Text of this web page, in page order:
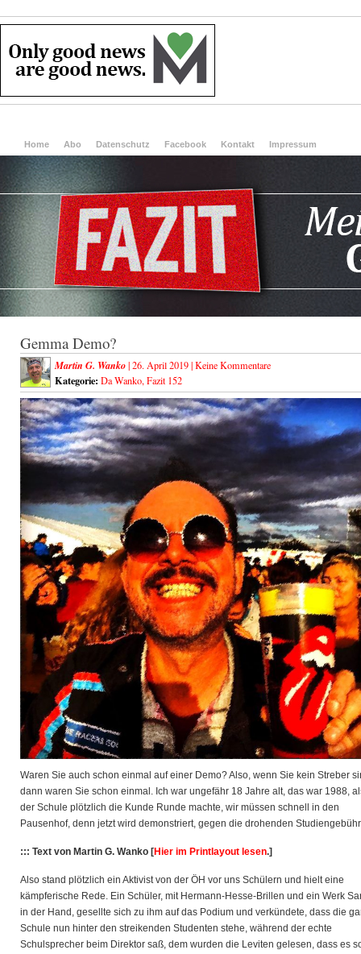
Home Abo Datenschutz Facebook Kontakt Impressum
Gemma Demo?
Martin G. Wanko| 26. April 2019 |Keine Kommentare
Kategorie: Da Wanko, Fazit 152
Waren Sie auch schon einmal auf einer Demo? Also, wenn Sie kein Streber
dann waren Sie schon einmal. Ich war ungefähr 18 Jahre alt, das war 1988,
der Schule plötzlich die Kunde Runde machte, wir müssen schnell in den
Pausenhof, denn jetzt wird demonstriert, gegen die drohenden
::: Text von Martin G. Wanko [Hier im Printlayout lesen.]
Also stand plötzlich ein Aktivist von der ÖH vor uns Schülern und hielt eine
kämpferische Rede. Ein Schüler, mit Hermann-Hesse-Brillen und ein Werk
in der Hand, gesellte sich zu ihm auf das Podium und verkündete, dass die
Schule nun hinter den streikenden Studenten stehe, während der echte
Schulsprecher beim Direktor saß, dem wurden die Leviten gelesen, dass es